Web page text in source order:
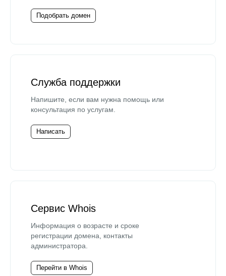
Подобрать домен
Служба поддержки
Напишите, если вам нужна помощь или
консультация по услугам.
Написать
Сервис Whois
Информация о возрасте и сроке
регистрации домена, контакты
администратора.
Перейти в Whois